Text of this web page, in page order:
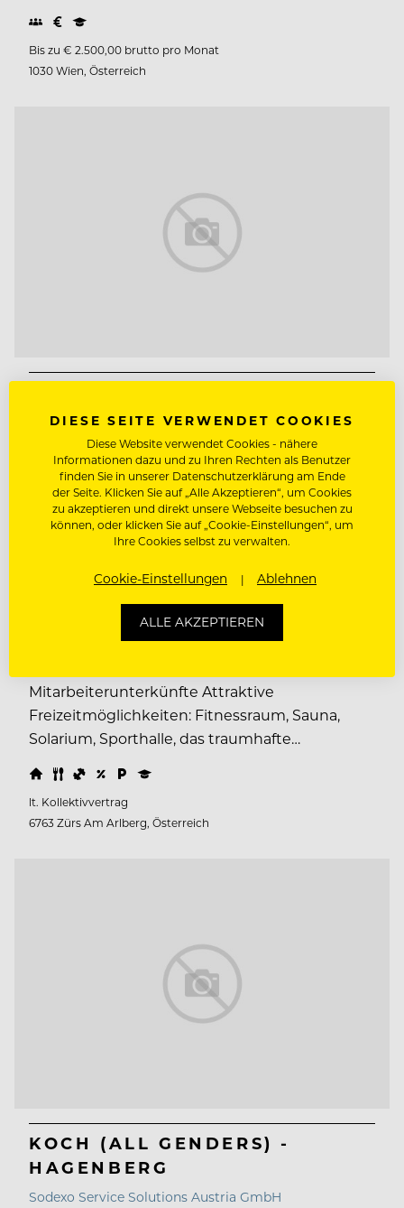
Bis zu € 2.500,00 brutto pro Monat
1030 Wien, Österreich
Hotel Zürserhof
HOTEL ZÜRSERHOF ***** S sucht DICH für die
Wintersaison 2026 – 2027 (ca. Anfang Dezember
bis ca. Mitte April) Kost und Logis Familiäre
Atmosphäre Internationales, motiviertes &
kollegiales Team Interessante & anspruchsvolle
Gäste Spirit eines 5*s Grand Resorts
Rahmenbedingungen Attraktive
Aufstiegsmöglichkeiten
Mitarbeiterunterkünfte Attraktive
Freizeitmöglichkeiten: Fitnessraum, Sauna,
Solarium, Sporthalle, das traumhafte…
lt. Kollektivvertrag
6763 Zürs Am Arlberg, Österreich
KOCH (ALL GENDERS) -
HAGENBERG
Sodexo Service Solutions Austria GmbH
DIESE SEITE VERWENDET COOKIES
Diese Website verwendet Cookies - nähere
Informationen dazu und zu Ihren Rechten als Benutzer
finden Sie in unserer Datenschutzerklärung am Ende
der Seite. Klicken Sie auf „Alle Akzeptieren“, um Cookies
zu akzeptieren und direkt unsere Webseite besuchen zu
können, oder klicken Sie auf „Cookie-Einstellungen“, um
Ihre Cookies selbst zu verwalten.
Cookie-Einstellungen Ablehnen
ALLE AKZEPTIEREN